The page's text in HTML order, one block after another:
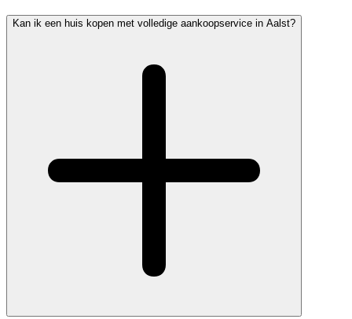
Kan ik een huis kopen met volledige aankoopservice in Aalst?